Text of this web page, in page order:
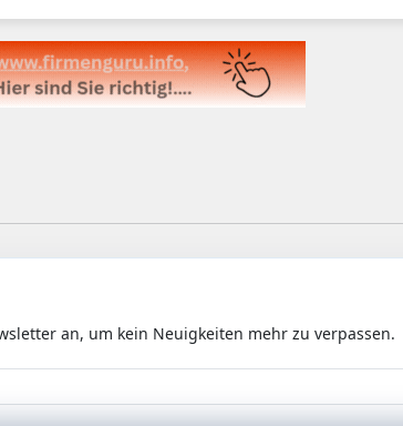
an, um kein Neuigkeiten mehr zu verpassen.